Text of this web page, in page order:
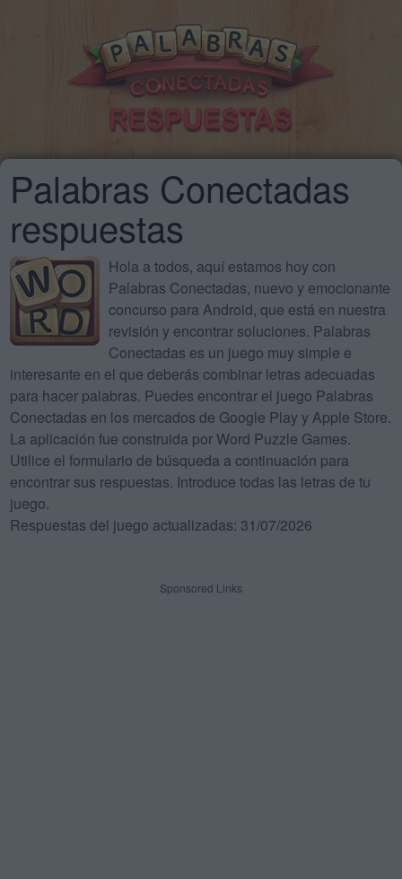
Palabras Conectadas
respuestas
Hola a todos, aquí estamos hoy con
Palabras Conectadas, nuevo y emocionante
concurso para Android, que está en nuestra
revisión y encontrar soluciones. Palabras
Conectadas es un juego muy simple e
interesante en el que deberás combinar letras adecuadas
para hacer palabras. Puedes encontrar el juego Palabras
Conectadas en los mercados de Google Play y Apple Store.
La aplicación fue construida por Word Puzzle Games.
Utilice el formulario de búsqueda a continuación para
encontrar sus respuestas. Introduce todas las letras de tu
juego.
Respuestas del juego actualizadas: 31/07/2026
Sponsored Links